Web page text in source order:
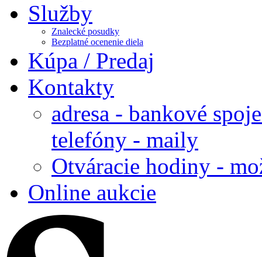
Služby
Znalecké posudky
Bezplatné ocenenie diela
Kúpa / Predaj
Kontakty
adresa - bankové
telefóny - maily
Otváracie hodiny -
Online aukcie